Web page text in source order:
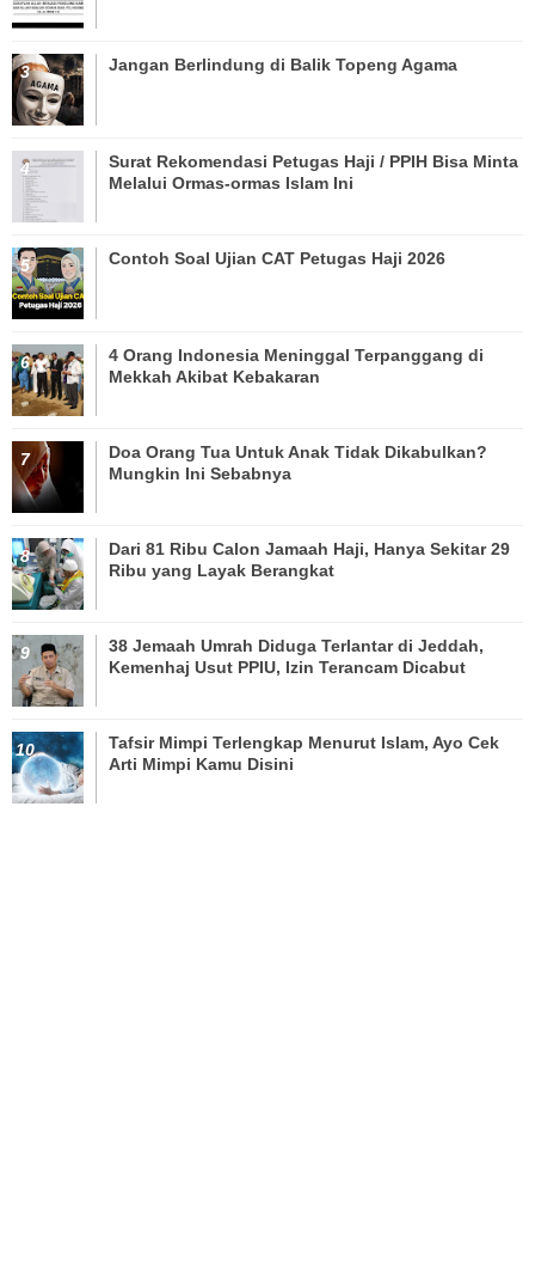
Jangan Berlindung di Balik Topeng Agama
Surat Rekomendasi Petugas Haji / PPIH Bisa Minta
Melalui Ormas-ormas Islam Ini
Contoh Soal Ujian CAT Petugas Haji 2026
4 Orang Indonesia Meninggal Terpanggang di
Mekkah Akibat Kebakaran
Doa Orang Tua Untuk Anak Tidak Dikabulkan?
Mungkin Ini Sebabnya
Dari 81 Ribu Calon Jamaah Haji, Hanya Sekitar 29
Ribu yang Layak Berangkat
38 Jemaah Umrah Diduga Terlantar di Jeddah,
Kemenhaj Usut PPIU, Izin Terancam Dicabut
Tafsir Mimpi Terlengkap Menurut Islam, Ayo Cek
Arti Mimpi Kamu Disini